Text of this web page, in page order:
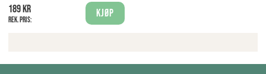
189 kr
Rek. pris:
Kjøp